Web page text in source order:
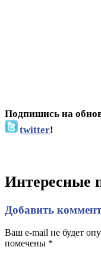
Подпишись на
twitter!
Интересные
Добавить
Ваш e-mail не будет
помечены *